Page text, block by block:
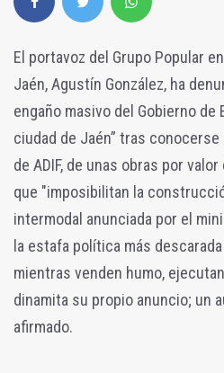
El portavoz del Grupo Popular
Jaén, Agustín González, ha
engaño masivo del Gobierno de
ciudad de Jaén” tras
de ADIF, de unas obras por
que "imposibilitan la
intermodal anunciada por el
la estafa política más
mientras venden humo,
dinamita su propio anuncio; un
afirmado.